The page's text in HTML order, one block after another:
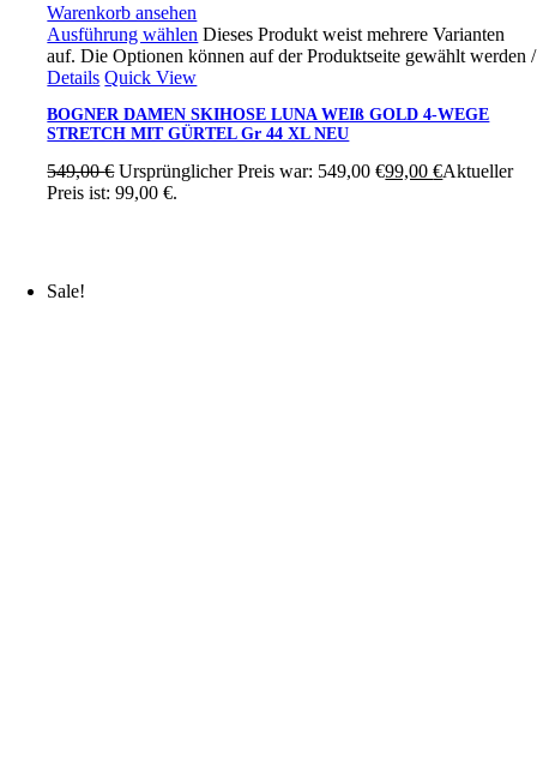
Warenkorb ansehen
Ausführung wählen Dieses Produkt weist mehrere Varianten
auf. Die Optionen können auf der Produktseite gewählt werden/
Details Quick View
BOGNER DAMEN SKIHOSE LUNA WEIß GOLD 4-WEGE
STRETCH MIT GÜRTEL Gr 44 XL NEU
549,00€ Ursprünglicher Preis war: 549,00 €99,00€Aktueller
Preis ist: 99,00 €.
Sale!